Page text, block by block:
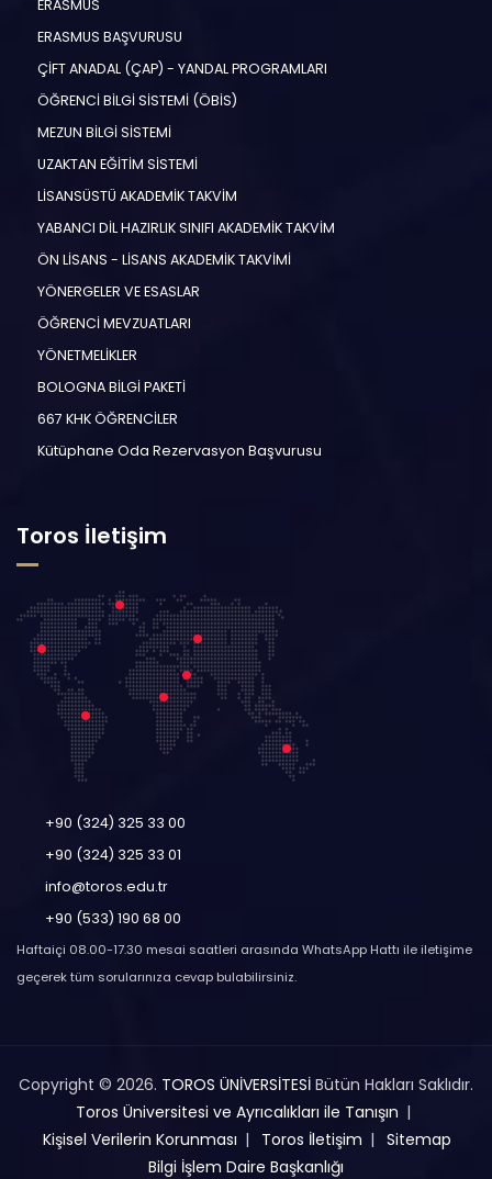
ERASMUS
ERASMUS BAŞVURUSU
ÇİFT ANADAL (ÇAP) - YANDAL PROGRAMLARI
ÖĞRENCİ BİLGİ SİSTEMİ (ÖBİS)
MEZUN BİLGİ SİSTEMİ
UZAKTAN EĞİTİM SİSTEMİ
LİSANSÜSTÜ AKADEMİK TAKVİM
YABANCI DİL HAZIRLIK SINIFI AKADEMİK TAKVİM
ÖN LİSANS - LİSANS AKADEMİK TAKVİMİ
YÖNERGELER VE ESASLAR
ÖĞRENCİ MEVZUATLARI
YÖNETMELİKLER
BOLOGNA BİLGİ PAKETİ
667 KHK ÖĞRENCİLER
Kütüphane Oda Rezervasyon Başvurusu
Toros İletişim
+90 (324) 325 33 00
+90 (324) 325 33 01
info@toros.edu.tr
+90 (533) 190 68 00
Haftaiçi 08.00-17.30 mesai saatleri arasında WhatsApp Hattı ile iletişime
geçerek tüm sorularınıza cevap bulabilirsiniz.
Copyright © 2026. TOROS ÜNİVERSİTESİ Bütün Hakları Saklıdır.
Toros Üniversitesi ve Ayrıcalıkları ile Tanışın
Kişisel Verilerin Korunması
Toros İletişim
Sitemap
Bilgi İşlem Daire Başkanlığı